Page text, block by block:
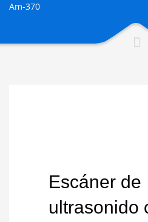
Am-370
Escáner de
ultrasonido